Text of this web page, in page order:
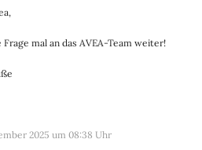
mal an das AVEA-Team weiter!
2025 um 08:38 Uhr